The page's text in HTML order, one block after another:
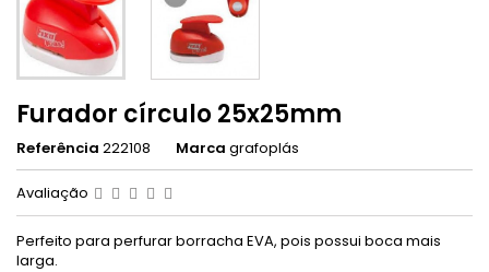
Furador círculo 25x25mm
Referência 222108 Marca grafoplás
Avaliação
Perfeito para perfurar borracha EVA, pois possui boca mais
larga.